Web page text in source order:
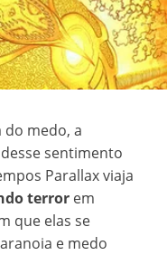
do medo, a
sentimento
Parallax viaja
terror em
que elas se
e medo